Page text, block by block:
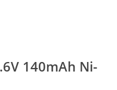
140mAh Ni-